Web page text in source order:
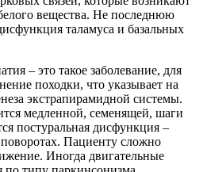
вещества. Не последнюю
таламуса и базальных
– это такое заболевание, для
походки, что указывает на
экстрапирамидной системы.
медленной, семенящей, шаги
постуральная дисфункция –
Пациенту сложно
Иногда двигательные